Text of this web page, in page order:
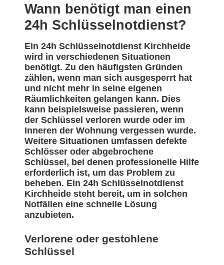
Wann benötigt man einen
24h Schlüsselnotdienst?
Ein 24h Schlüsselnotdienst Kirchheide
wird in verschiedenen Situationen
benötigt. Zu den häufigsten Gründen
zählen, wenn man sich ausgesperrt hat
und nicht mehr in seine eigenen
Räumlichkeiten gelangen kann. Dies
kann beispielsweise passieren, wenn
der Schlüssel verloren wurde oder im
Inneren der Wohnung vergessen wurde.
Weitere Situationen umfassen defekte
Schlösser oder abgebrochene
Schlüssel, bei denen professionelle Hilfe
erforderlich ist, um das Problem zu
beheben. Ein 24h Schlüsselnotdienst
Kirchheide steht bereit, um in solchen
Notfällen eine schnelle Lösung
anzubieten.
Verlorene oder gestohlene
Schlüssel